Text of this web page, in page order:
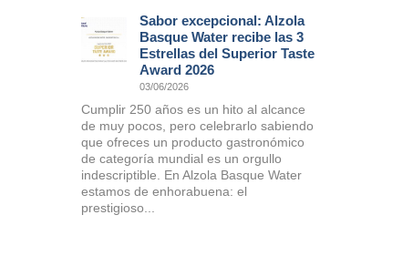
Sabor excepcional: Alzola
Basque Water recibe las 3
Estrellas del Superior Taste
Award 2026
03/06/2026
Cumplir 250 años es un hito al alcance
de muy pocos, pero celebrarlo sabiendo
que ofreces un producto gastronómico
de categoría mundial es un orgullo
indescriptible. En Alzola Basque Water
estamos de enhorabuena: el
prestigioso...